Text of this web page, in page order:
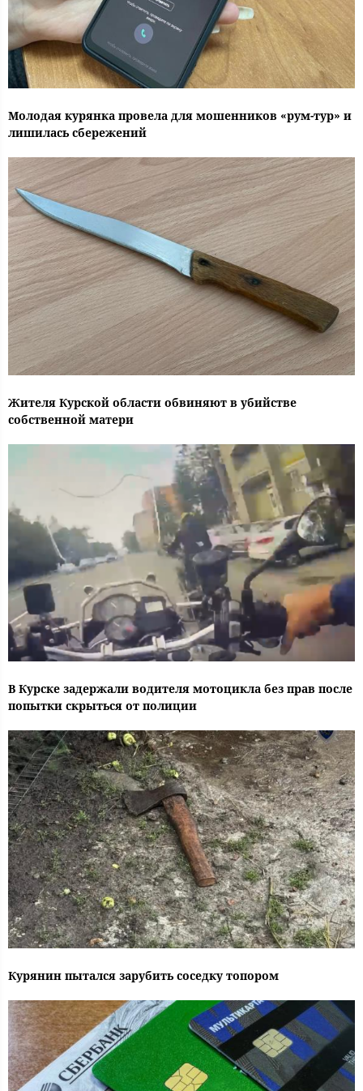
Молодая курянка провела для мошенников «рум-тур» и
лишилась сбережений
Жителя Курской области обвиняют в убийстве
собственной матери
В Курске задержали водителя мотоцикла без прав после
попытки скрыться от полиции
Курянин пытался зарубить соседку топором